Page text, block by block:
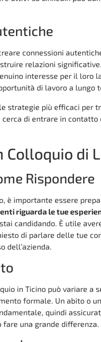
connessioni
relazioni
interesse per il loro
di lavoro a lungo
strategie più efficaci per
di entrare in contatto
Colloquio di
Rispondere
è importante essere
riguarda le tue
candidando. È utile
di parlare delle tue
dell’azienda.
in Ticino può variare a
formale. Un abito o
quindi
fare una grande differenza.